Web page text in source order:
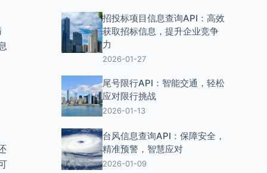
招投标项目信息查询API：高效
获取招标信息，提升企业竞争
力
2026-01-27
尾号限行API：智能交通，轻松
应对限行挑战
2026-01-13
台风信息查询API：保障安全，
精准预警，智慧应对
2026-01-09